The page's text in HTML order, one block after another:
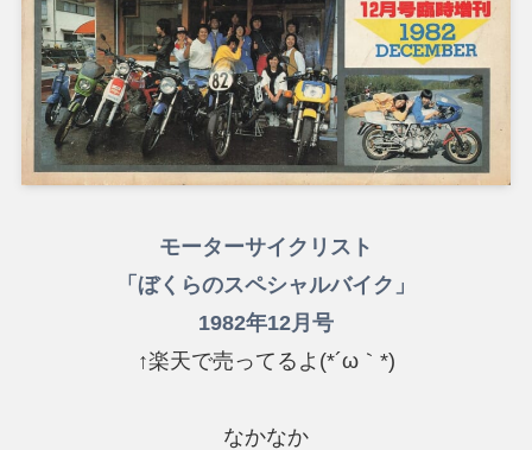
モーターサイクリスト
「ぼくらのスペシャルバイク」
1982年12月号
↑楽天で売ってるよ(*´ω｀*)
なかなか